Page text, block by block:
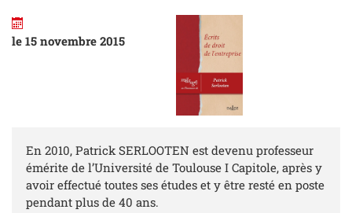
le 15 novembre 2015
En 2010, Patrick SERLOOTEN est devenu professeur
émérite de l’Université de Toulouse I Capitole, après y
avoir effectué toutes ses études et y être resté en poste
pendant plus de 40 ans.